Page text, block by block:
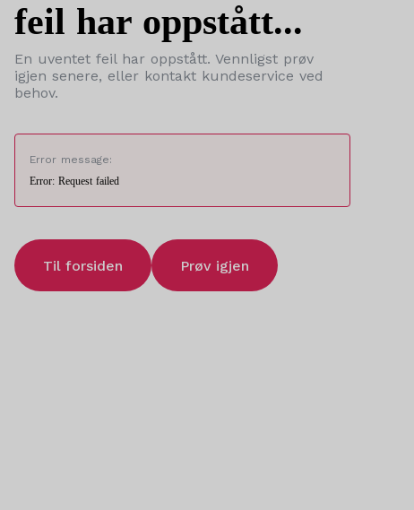
feil har oppstått...
En uventet feil har oppstått. Vennligst prøv
igjen senere, eller kontakt kundeservice ved
behov.
Error message:
Error: Request failed
Til forsiden Prøv igjen